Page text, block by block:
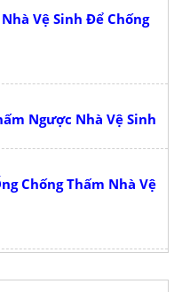
Vệ Sinh Để Chống
Ngược Nhà Vệ Sinh
Chống Thấm Nhà Vệ